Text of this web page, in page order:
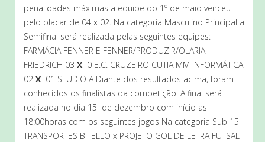
penalidades máximas a equipe do 1º de maio venceu
pelo placar de 04 x 02. Na categoria Masculino Principal a
Semifinal será realizada pelas seguintes equipes:
FARMÁCIA FENNER E FENNER/PRODUZIR/OLARIA
FRIEDRICH 03 X 0 E.C. CRUZEIRO CUTIA MM INFORMÁTICA
02 X 01 STUDIO A Diante dos resultados acima, foram
conhecidos os finalistas da competição. A final será
realizada no dia 15 de dezembro com início as
18:00horas com os seguintes jogos Na categoria Sub 15
TRANSPORTES BITELLO x PROJETO GOL DE LETRA FUTSAL